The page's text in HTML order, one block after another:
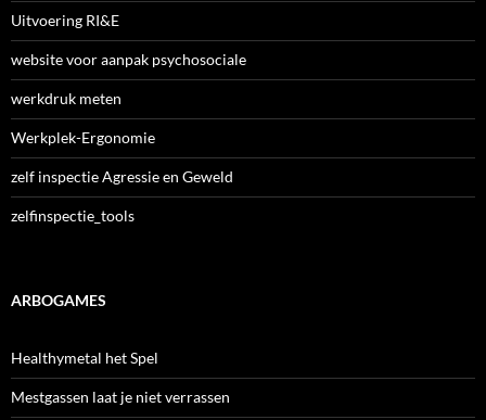
Uitvoering RI&E
website voor aanpak psychosociale
werkdruk meten
Werkplek-Ergonomie
zelf inspectie Agressie en Geweld
zelfinspectie_tools
ARBOGAMES
Healthymetal het Spel
Mestgassen laat je niet verrassen